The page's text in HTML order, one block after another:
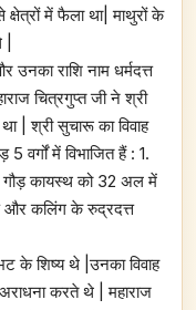
में फैला था| माथुरों के
राशि नाम धर्मदत्त
चित्रगुप्त जी ने श्री
| श्री सुचारू का विवाह
वर्गों में विभाजित हैं : 1.
कायस्थ को 32 अल में
और कलिंग के रुद्रदत्त
के शिष्य थे |उनका विवाह
करते थे | महाराज